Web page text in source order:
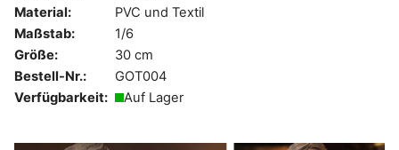
Material:
PVC und Textil
Maßstab:
1/6
Größe:
30 cm
Bestell-Nr.:
GOT004
Verfügbarkeit:
Auf Lager